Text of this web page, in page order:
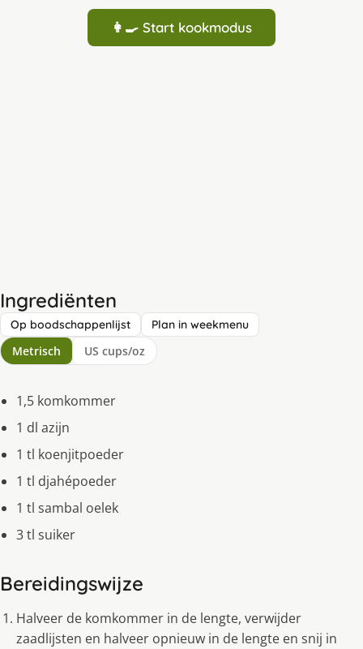
👩‍🍳 Start kookmodus
Ingrediënten
Op boodschappenlijst Plan in weekmenu
Metrisch US cups/oz
1,5 komkommer
1 dl azijn
1 tl koenjitpoeder
1 tl djahépoeder
1 tl sambal oelek
3 tl suiker
Bereidingswijze
Halveer de komkommer in de lengte, verwijder
zaadlijsten en halveer opnieuw in de lengte en snij in